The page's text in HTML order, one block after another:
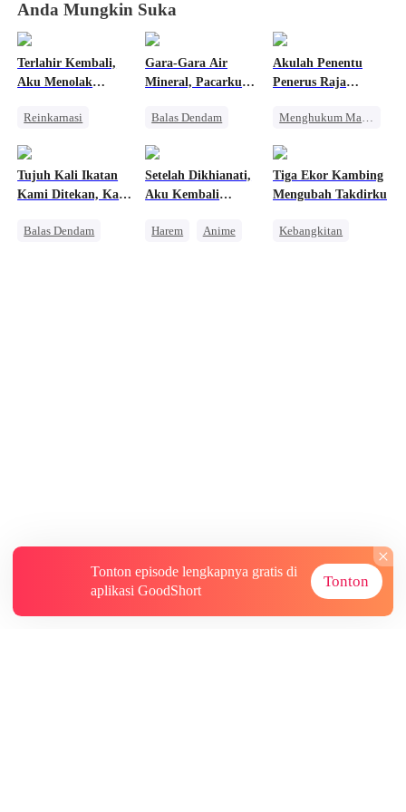
Anda Mungkin Suka
Terlahir Kembali,
Aku Menolak
Reinkarnasi
Mengejar Istri
Gara-Gara Air
Mineral, Pacarku
Balas Dendam
Akulah Penentu
Penerus Raja
Menghukum Mantan Jahat
Pewaris Wanita
Tujuh Kali Ikatan
Kami Ditekan, Kali
Melepaskannya
Balas Dendam
Setelah Dikhianati,
Aku Kembali
Harem
Anime
Tiga Ekor Kambing
Mengubah Takdirku
Kebangkitan
Tonton episode lengkapnya gratis di
aplikasi GoodShort
Tonton